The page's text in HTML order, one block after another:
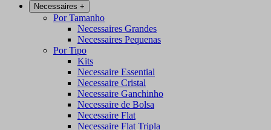
Necessaires +
Por Tamanho
Necessaires Grandes
Necessaires Pequenas
Por Tipo
Kits
Necessaire Essential
Necessaire Cristal
Necessaire Ganchinho
Necessaire de Bolsa
Necessaire Flat
Necessaire Flat Tripla